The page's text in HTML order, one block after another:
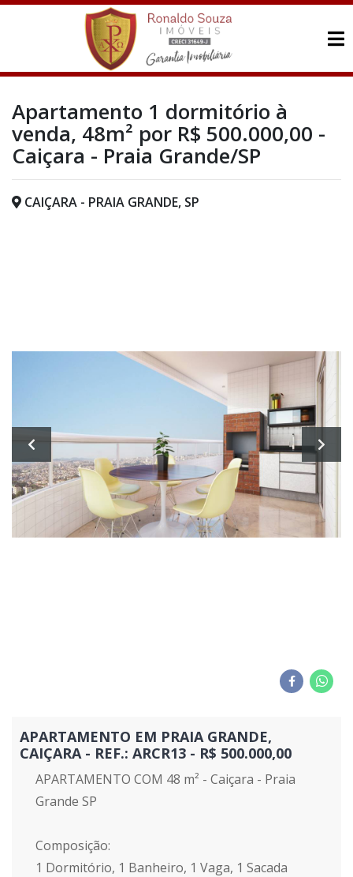
Apartamento 1 dormitório à
venda, 48m² por R$ 500.000,00 -
Caiçara - Praia Grande/SP
CAIÇARA - PRAIA GRANDE, SP
APARTAMENTO EM PRAIA GRANDE,
CAIÇARA - REF.: ARCR13 - R$ 500.000,00
APARTAMENTO COM 48 m² - Caiçara - Praia
Grande SP
Composição:
1 Dormitório, 1 Banheiro, 1 Vaga, 1 Sacada